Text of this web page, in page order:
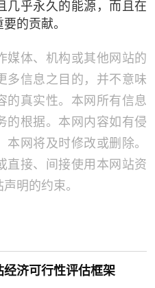
几乎永久的能源，而且在
的贡献。
媒体、机构或其他网站的
多信息之目的，并不意味
的真实性。本网所有信息
的根据。本网内容如有侵
网将及时修改或删除。
直接、间接使用本网站资
明的约束。
济可行性评估框架